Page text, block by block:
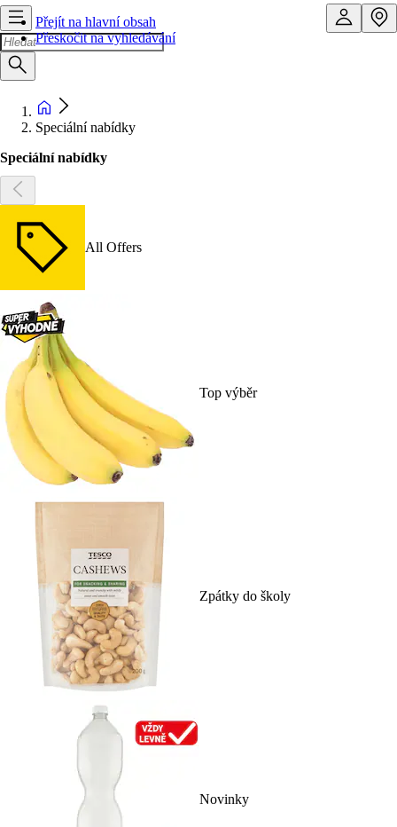
Přejít na hlavní obsah
Přeskočit na vyhledávání
Speciální nabídky
Speciální nabídky
All Offers
Top výběr
Zpátky do školy
Novinky